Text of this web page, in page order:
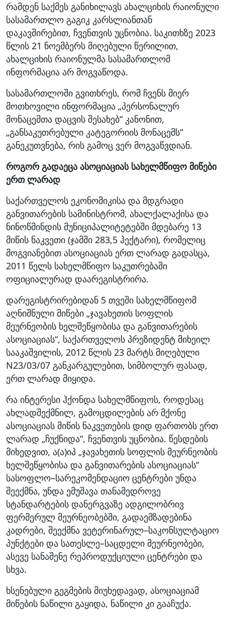
რამდენ საქმეს განიხილავს ახალციხის რაიონული
სასამართლო გაგიკ კარსლიანთან
დაკავშირებით, ჩვენთვის უცნობია. საკითხზე 2023
წლის 21 ნოემბერს მიღებული წერილით,
ახალციხის რაიონულმა სასამართლომ
ინფორმაცია არ მოგვაწოდა.
სასამართლოში გვითხრეს, რომ ჩვენს მიერ
მოთხოვილი ინფორმაცია „პერსონალურ
მონაცემთა დაცვის შესახებ“ კანონით,
„განსაკუთრებული კატეგორიის მონაცემს“
განეკუთვნება, რის გამოც ვერ მოგვაწვდიან.
როგორ გადაეცა ასოციაციას სახელმწიფო მიწები
ერთ ლარად
საქართველოს ეკონომიკისა და მდგრადი
განვითარების სამინისტრომ, ახალქალაქისა და
ნინოწმინდის მუნიციპალიტეტებში მდებარე 13
მიწის ნაკვეთი (ჯამში 283,5 ჰექტარი), რომელიც
მოგვიანებით ასოციაციას ერთ ლარად გადასცა,
2011 წელს სახელმწიფო საკუთრებაში
ოფიციალურად დაარეგისტრირა.
დარეგისტრირებიდან 5 თვეში სახელმწიფომ
აღნიშნული მიწები „ჯავახეთის სოფლის
მეურნეობის ხელშეწყობისა და განვითარების
ასოციაციას“, საქართველოს პრეზიდენტ მიხეილ
სააკაშვილის, 2012 წლის 23 მარტს მიღებული
N23/03/07 განკარგულებით, სიმბოლურ ფასად,
ერთ ლარად მიყიდა.
რა ინტერესი ჰქონდა სახელმწიფოს, როდესაც
ახლადშექმნილ, გამოცდილების არ მქონე
ასოციაციას მიწის ნაკვეთების დიდ ფართობს ერთ
ლარად „ჩუქნიდა“, ჩვენთვის უცნობია. წესდების
მიხედვით, ა(ა)იპ „ჯავახეთის სოფლის მეურნეობის
ხელშეწყობისა და განვითარების ასოციაციას“
სასოფლო–სარეკომენდაციო ცენტრები უნდა
შეექმნა, უნდა ემუშავა თანამედროვე
სტანდარტების დანერგვაზე ადგილობრივ
ფერმერულ მეურნეობებში, გადაემზადებინა
კადრები, შეექმნა ვეტერინარულ–საკონსულტაციო
პუნქტები და სათესლე–საცდელი მეურნეობები,
ასევე სანაშენე რეპროდუქციული ცენტრები და
სხვა.
ხსენებული გეგმების მიუხედავად, ასოციაციამ
მიწების ნაწილი გაყიდა, ნაწილი კი გააჩუქა.